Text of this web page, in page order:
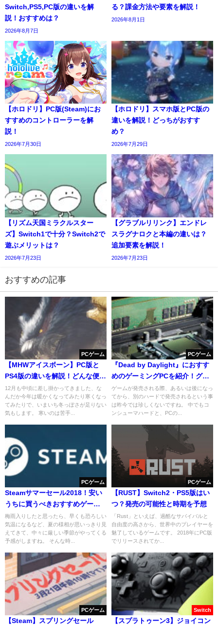
Switch,PS5,PC版の違いを解
説！おすすめは？
2026年8月7日
る？課金方法や要素を解説！
2026年8月1日
【ホロドリ】PC版(Steam)にお
すすめのコントローラーを解
説！
2026年7月30日
【ホロドリ】スマホ版とPC版の
違いを解説！どっちがおすす
め？
2026年7月29日
【リズム天国ミラクルスター
ズ】Switch1で十分？Switch2で
遊ぶメリットは？
2026年7月23日
【グラブルリリンク】エンドレ
スラグナロクと本編の違いは？
追加要素を解説！
2026年7月23日
おすすめの記事
PCゲーム
【MHWアイスボーン】PC版と
PS4版の違いを解説！どんな便利
MODが使える？
12月も中頃に差し掛かってきました、な
んだか今年は暖かくなってみたり寒くなっ
てみたりで、いまいち冬っぽさが足りない
気もします。 寒いのは苦手...
PCゲーム
『Dead by Daylight』におすす
めのゲーミングPCを紹介！グラ
ボは何を選ぶ？
ゲームが発売される際、あるいは後になっ
てから、別のハードで発売されるという事
は昨今では珍しくないですね。 中でもコ
ンシューマハードと、PCの...
PCゲーム
Steamサマーセール2018！安い
うちに買うべきおすすめゲーム
をご紹介！
梅雨入りしたと思ったら、早くも恐ろしい
気温になるなど、夏の様相が思いっきり見
えてきて、中々に厳しい季節がやってくる
予感がしますね。 そんな時...
PCゲーム
【RUST】Switch2・PS5版はい
つ？発売の可能性と時期を予想
「Rust」といえば、過酷なサバイバルと
自由度の高さから、世界中のプレイヤーを
魅了しているゲームです。 2018年にPC版
でリリースされてか...
PCゲーム
【Steam】スプリングセール
Switch
【スプラトゥーン3】ジョイコン